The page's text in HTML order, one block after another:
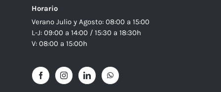
Horario
Verano Julio y Agosto: 08:00 a 15:00
L-J: 09:00 a 14:00 / 15:30 a 18:30h
V: 08:00 a 15:00h